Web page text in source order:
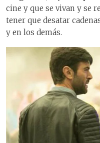
cine y que se vivan y se
tener que desatar
y en los demás.